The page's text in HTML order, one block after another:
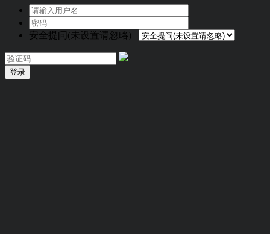
安全提问(未设置请忽略)
登录